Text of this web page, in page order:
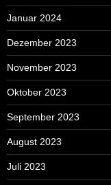
Januar 2024
Dezember 2023
November 2023
Oktober 2023
September 2023
August 2023
Juli 2023